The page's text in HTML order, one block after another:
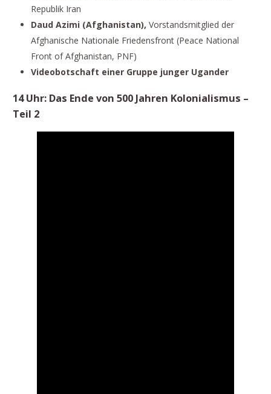
Republik Iran
Daud Azimi (Afghanistan), Vorstandsmitglied der
Afghanische Nationale Friedensfront (Peace National
Front of Afghanistan, PNF)
Videobotschaft einer Gruppe junger Ugander
14 Uhr: Das Ende von 500 Jahren Kolonialismus –
Teil 2